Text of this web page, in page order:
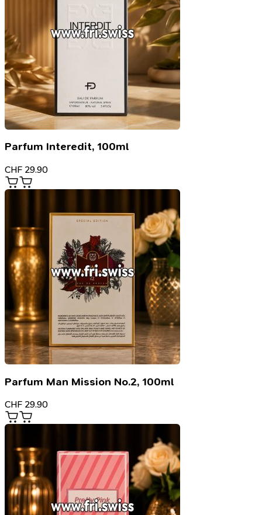
Parfum Interedit, 100ml
CHF 29.90
Parfum Man Mission No.2, 100ml
CHF 29.90